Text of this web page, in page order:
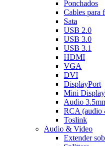
Ponchados
Cables para
Sata
USB 2.0
USB 3.0
USB 3.1
HDMI
VGA
DVI
DisplayPort
Mini
Audio
RCA (audio
Toslink
Audio & Video
Extender